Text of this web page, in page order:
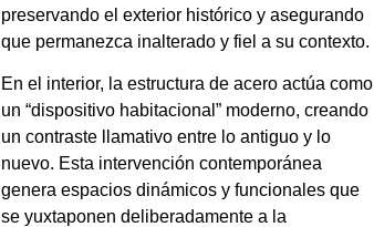
preservando el exterior histórico y asegurando
que permanezca inalterado y fiel a su contexto.
En el interior, la estructura de acero actúa como
un “dispositivo habitacional” moderno, creando
un contraste llamativo entre lo antiguo y lo
nuevo. Esta intervención contemporánea
genera espacios dinámicos y funcionales que
se yuxtaponen deliberadamente a la